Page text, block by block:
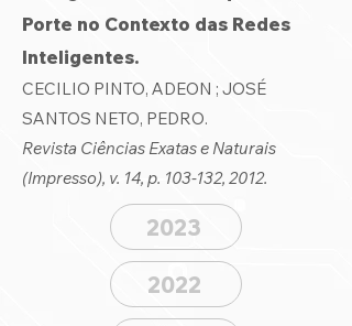
Porte no Contexto das Redes
Inteligentes.
CECILIO PINTO, ADEON ; JOSÉ
SANTOS NETO, PEDRO.
Revista Ciências Exatas e Naturais
(Impresso), v. 14, p. 103-132, 2012.
2023
2022